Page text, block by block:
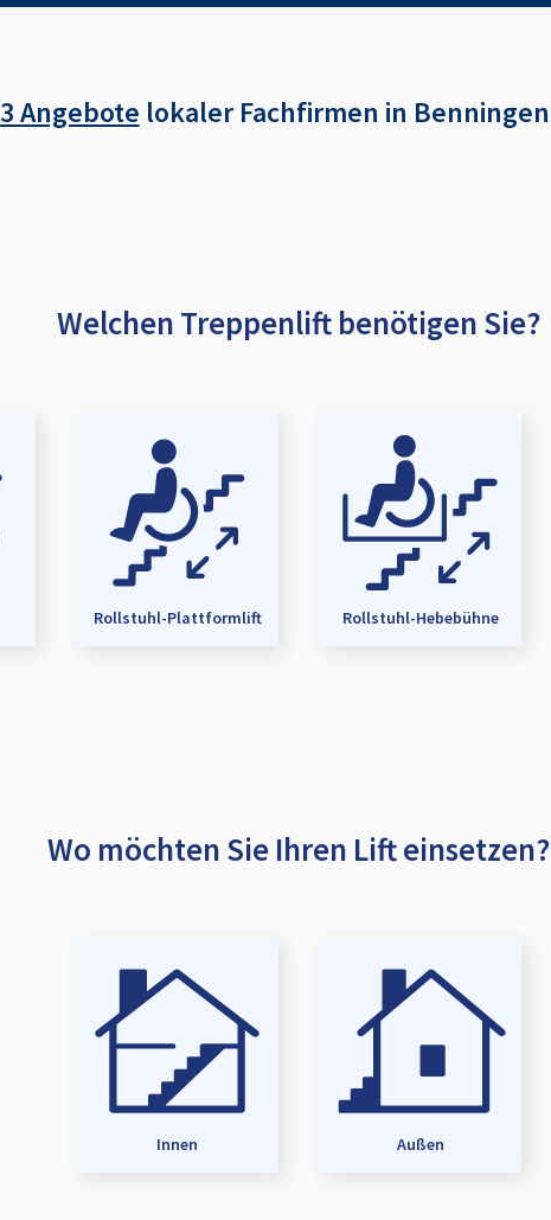
3 Angebote lokaler Fachfirmen in Benningen
Welchen Treppenlift benötigen Sie?
Rollstuhl-Plattformlift Rollstuhl-Hebebühne
Wo möchten Sie Ihren Lift einsetzen?
Innen Außen